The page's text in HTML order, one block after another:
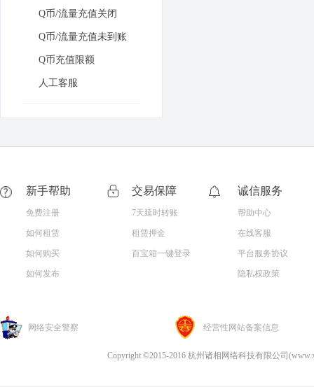
Q币/流量充值关闭
Q币/流量充值未到账
Q币充值限额
人工客服
新手帮助
免费注册
如何租赁
如何购买
如何发布
交易保障
7天延时转账
租赁押金
百宝箱一键登录
诚信服务
帮助中心
在线客服
平台服务协议
隐私权政策
网络安全警察 经营性网站备案信息
Copyright ©2015-2016 杭州诸相网络科技有限公司